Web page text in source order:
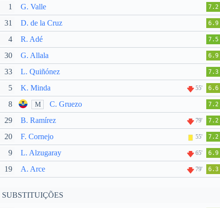
1 G. Valle 7.2
31 D. de la Cruz 6.9
4 R. Adé 7.5
30 G. Allala 6.9
33 L. Quiñónez 7.3
5 K. Minda 55' 6.6
8 M C. Gruezo 7.2
29 B. Ramírez 79' 7.2
20 F. Cornejo 55' 7.2
9 L. Alzugaray 65' 6.9
19 A. Arce 79' 6.3
SUBSTITUIÇÕES